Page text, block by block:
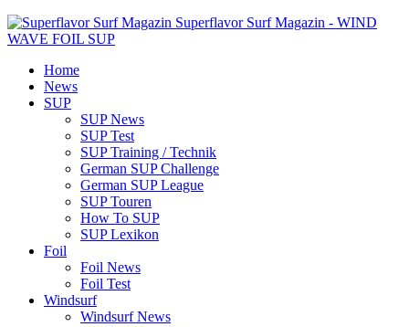
Superflavor Surf Magazin - WIND
WAVE FOIL SUP
Home
News
SUP
SUP News
SUP Test
SUP Training / Technik
German SUP Challenge
German SUP League
SUP Touren
How To SUP
SUP Lexikon
Foil
Foil News
Foil Test
Windsurf
Windsurf News